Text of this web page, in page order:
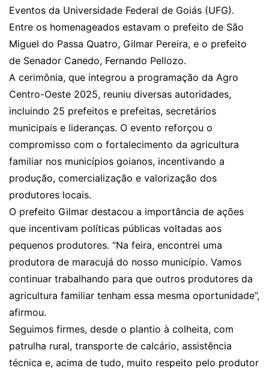
Eventos da Universidade Federal de Goiás (UFG).
Entre os homenageados estavam o prefeito de São
Miguel do Passa Quatro, Gilmar Pereira, e o prefeito
de Senador Canedo, Fernando Pellozo.
A cerimônia, que integrou a programação da Agro
Centro-Oeste 2025, reuniu diversas autoridades,
incluindo 25 prefeitos e prefeitas, secretários
municipais e lideranças. O evento reforçou o
compromisso com o fortalecimento da agricultura
familiar nos municípios goianos, incentivando a
produção, comercialização e valorização dos
produtores locais.
O prefeito Gilmar destacou a importância de ações
que incentivam políticas públicas voltadas aos
pequenos produtores. “Na feira, encontrei uma
produtora de maracujá do nosso município. Vamos
continuar trabalhando para que outros produtores da
agricultura familiar tenham essa mesma oportunidade”,
afirmou.
Seguimos firmes, desde o plantio à colheita, com
patrulha rural, transporte de calcário, assistência
técnica e, acima de tudo, muito respeito pelo produtor